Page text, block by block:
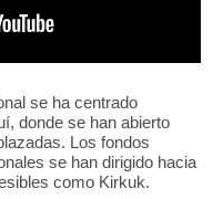
se ha centrado
donde se han abierto
Los fondos
se han dirigido hacia
como Kirkuk.